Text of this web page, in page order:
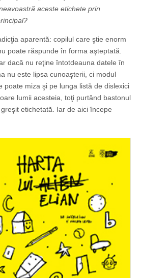
aceste etichete prin
aparentă: copilul care ştie enorm
poate răspunde în forma aşteptată.
dacă nu reţine întotdeauna datele în
nu este lipsa cunoaşterii, ci modul
poate miza şi pe lunga listă de dislexici
lumii acesteia, toţi purtând bastonul
etichetată. Iar de aici începe